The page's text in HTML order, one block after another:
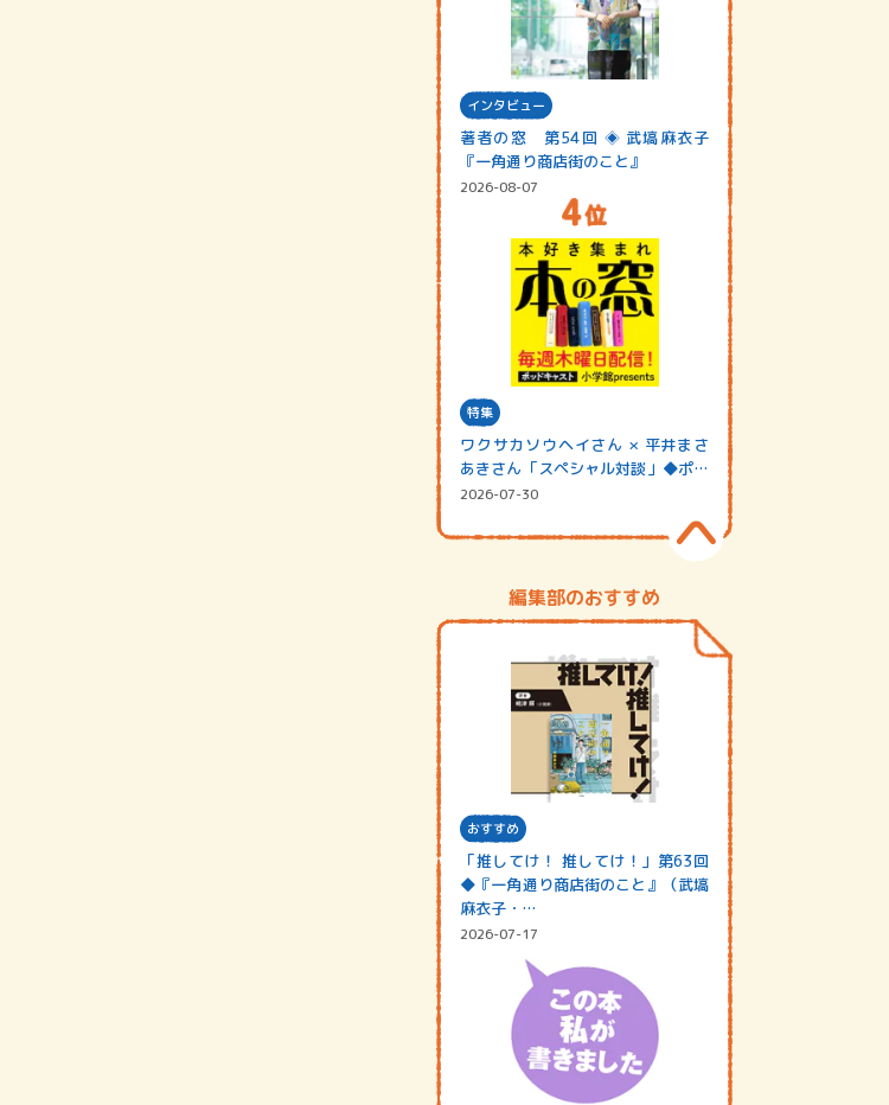
インタビュー
著者の窓 第54回 ◈ 武塙麻衣子
『一角通り商店街のこと』
2026-08-07
特集
ワクサカソウヘイさん × 平井まさ
あきさん「スペシャル対談」◆ポッ
ドキャスト…
2026-07-30
編集部のおすすめ
おすすめ
「推してけ！ 推してけ！」第63回
◆『一角通り商店街のこと』（武塙
麻衣子・…
2026-07-17